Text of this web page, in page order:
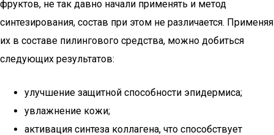
фруктов, не так давно начали применять и метод
синтезирования, состав при этом не различается. Применяя
их в составе пилингового средства, можно добиться
следующих результатов:
улучшение защитной способности эпидермиса;
увлажнение кожи;
активация синтеза коллагена, что способствует